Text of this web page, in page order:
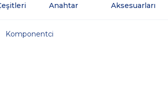
Anahtar
Aksesuarları
Komponentci